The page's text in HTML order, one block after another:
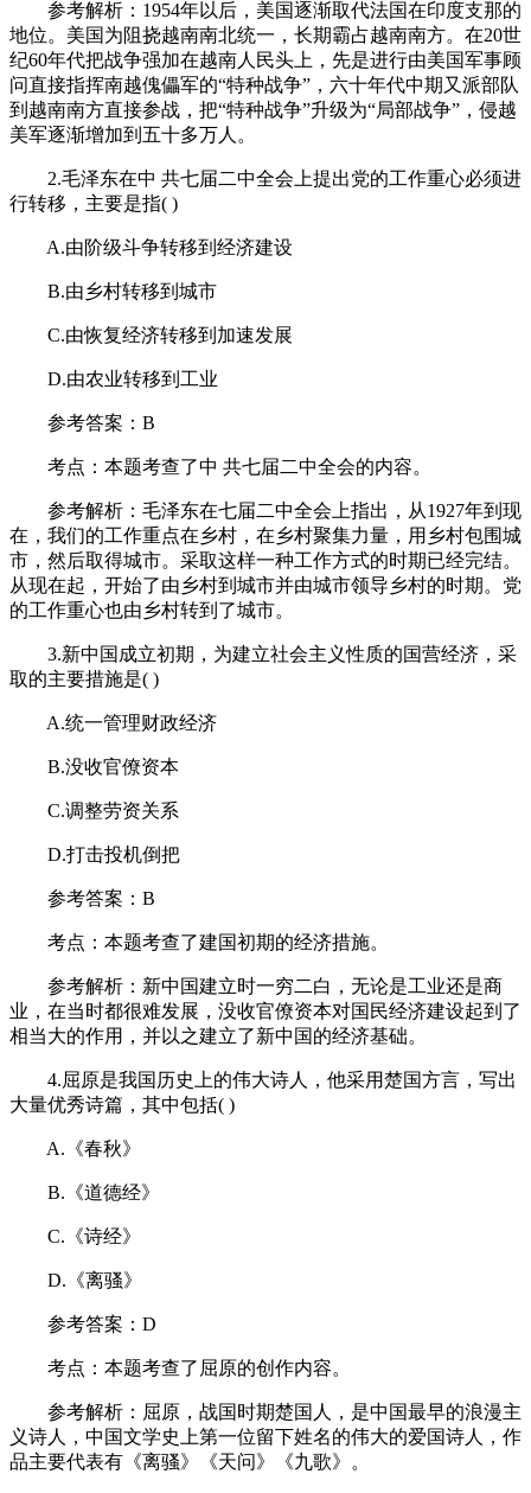
参考解析：1954年以后，美国逐渐取代法国在印度支那的
地位。美国为阻挠越南南北统一，长期霸占越南南方。在20世
纪60年代把战争强加在越南人民头上，先是进行由美国军事顾
问直接指挥南越傀儡军的“特种战争”，六十年代中期又派部队
到越南南方直接参战，把“特种战争”升级为“局部战争”，侵越
美军逐渐增加到五十多万人。
2.毛泽东在中 共七届二中全会上提出党的工作重心必须进
行转移，主要是指( )
A.由阶级斗争转移到经济建设
B.由乡村转移到城市
C.由恢复经济转移到加速发展
D.由农业转移到工业
参考答案：B
考点：本题考查了中 共七届二中全会的内容。
参考解析：毛泽东在七届二中全会上指出，从1927年到现
在，我们的工作重点在乡村，在乡村聚集力量，用乡村包围城
市，然后取得城市。采取这样一种工作方式的时期已经完结。
从现在起，开始了由乡村到城市并由城市领导乡村的时期。党
的工作重心也由乡村转到了城市。
3.新中国成立初期，为建立社会主义性质的国营经济，采
取的主要措施是( )
A.统一管理财政经济
B.没收官僚资本
C.调整劳资关系
D.打击投机倒把
参考答案：B
考点：本题考查了建国初期的经济措施。
参考解析：新中国建立时一穷二白，无论是工业还是商
业，在当时都很难发展，没收官僚资本对国民经济建设起到了
相当大的作用，并以之建立了新中国的经济基础。
4.屈原是我国历史上的伟大诗人，他采用楚国方言，写出
大量优秀诗篇，其中包括( )
A.《春秋》
B.《道德经》
C.《诗经》
D.《离骚》
参考答案：D
考点：本题考查了屈原的创作内容。
参考解析：屈原，战国时期楚国人，是中国最早的浪漫主
义诗人，中国文学史上第一位留下姓名的伟大的爱国诗人，作
品主要代表有《离骚》《天问》《九歌》。